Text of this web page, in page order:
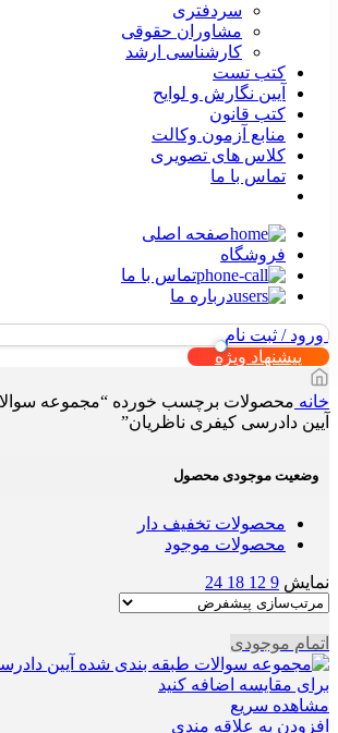
سردفتری
مشاوران حقوقی
کارشناسی ارشد
کتب تست
آیین نگارش و لوایح
کتب قانون
منابع آزمون وکالت
کلاس های تصویری
تماس با ما
صفحه اصلی
فروشگاه
تماس با ما
درباره ما
ورود / ثبت نام
پیشنهاد ویژه
خانه محصولات برچسب خورده “مجموعه
آیین دادرسی کیفری ناظریان”
وضعیت موجودی محصول
محصولات تخفیف دار
محصولات موجود
نمایش 9
12
18
24
اتمام موجودی
برای مقایسه اضافه کنید
مشاهده سریع
افزودن به علاقه مندی